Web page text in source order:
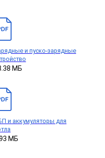
и пуско-зарядные
МБ
и аккумуляторы для
МБ